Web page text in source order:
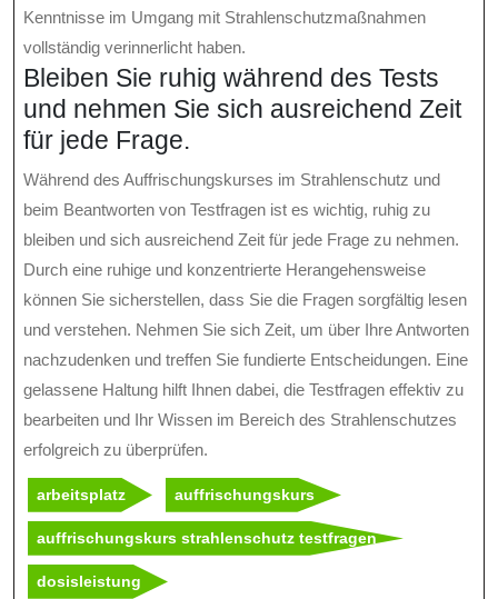
Kenntnisse im Umgang mit Strahlenschutzmaßnahmen
vollständig verinnerlicht haben.
Bleiben Sie ruhig während des Tests
und nehmen Sie sich ausreichend Zeit
für jede Frage.
Während des Auffrischungskurses im Strahlenschutz und
beim Beantworten von Testfragen ist es wichtig, ruhig zu
bleiben und sich ausreichend Zeit für jede Frage zu nehmen.
Durch eine ruhige und konzentrierte Herangehensweise
können Sie sicherstellen, dass Sie die Fragen sorgfältig lesen
und verstehen. Nehmen Sie sich Zeit, um über Ihre Antworten
nachzudenken und treffen Sie fundierte Entscheidungen. Eine
gelassene Haltung hilft Ihnen dabei, die Testfragen effektiv zu
bearbeiten und Ihr Wissen im Bereich des Strahlenschutzes
erfolgreich zu überprüfen.
arbeitsplatz auffrischungskurs
auffrischungskurs strahlenschutz testfragen
dosisleistung